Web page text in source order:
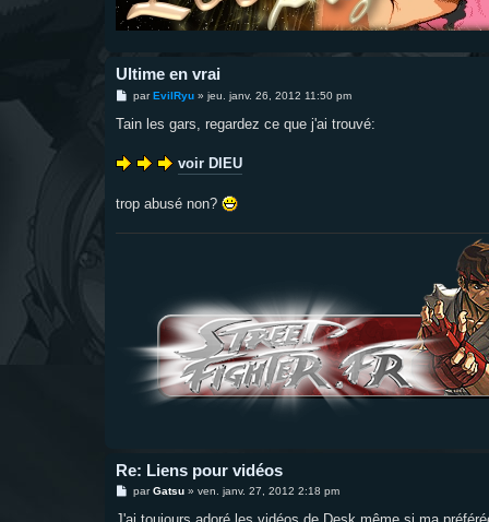
Ultime en vrai
M
s
g
parEvilRyu» jeu. janv. 26, 2012 11:50 pm
Tain les gars, regardez ce que j'ai trouvé:
voir DIEU
trop abusé non?
Re: Liens pour vidéos
M
s
parGatsu» ven. janv. 27, 2012 2:18 pm